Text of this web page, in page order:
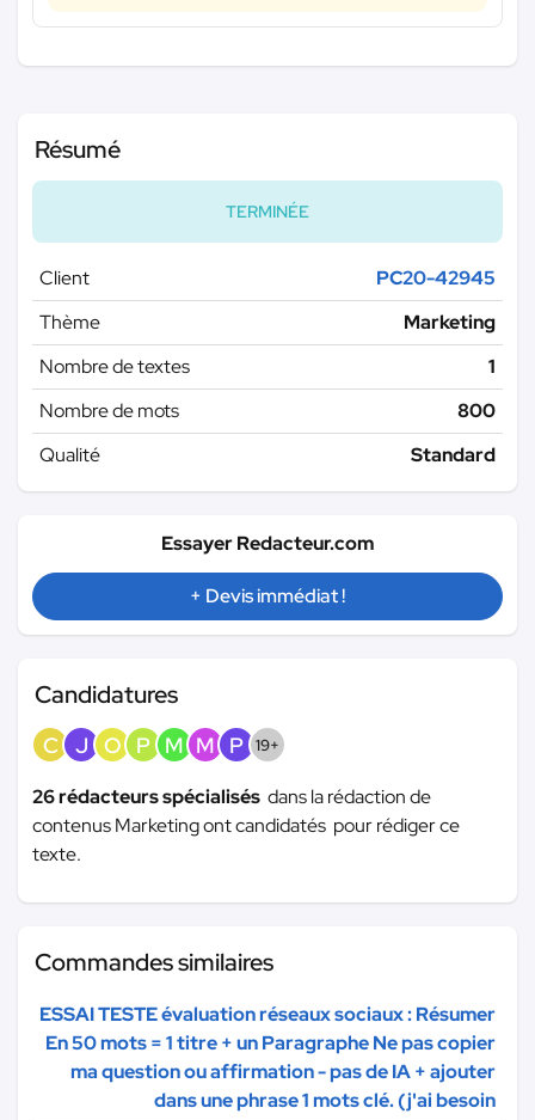
Résumé
TERMINÉE
Client
PC20-42945
Thème
Marketing
Nombre de textes
1
Nombre de mots
800
Qualité
Standard
Essayer Redacteur.com
+ Devis immédiat !
Candidatures
C J O P M M P 19+
26 rédacteurs spécialisés dans la rédaction de
contenus Marketing ont candidatés pour rédiger ce
texte.
Commandes similaires
ESSAI TESTE évaluation réseaux sociaux : Résumer
En 50 mots = 1 titre + un Paragraphe Ne pas copier
ma question ou affirmation - pas de IA + ajouter
dans une phrase 1 mots clé. (j'ai besoin